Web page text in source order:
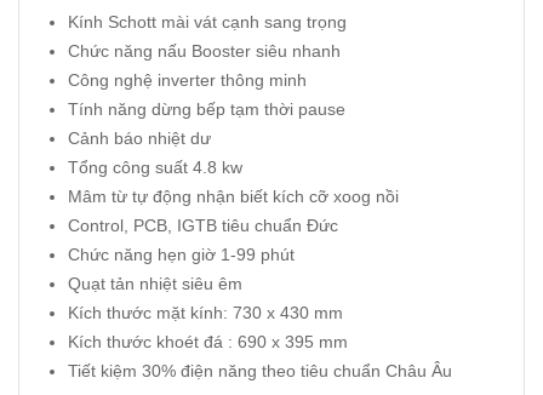
Kính Schott mài vát cạnh sang trọng
Chức năng nấu Booster siêu nhanh
Công nghệ inverter thông minh
Tính năng dừng bếp tạm thời pause
Cảnh báo nhiệt dư
Tổng công suất 4.8 kw
Mâm từ tự động nhận biết kích cỡ xoog nồi
Control, PCB, IGTB tiêu chuẩn Đức
Chức năng hẹn giờ 1-99 phút
Quạt tản nhiệt siêu êm
Kích thước mặt kính: 730 x 430 mm
Kích thước khoét đá : 690 x 395 mm
Tiết kiệm 30% điện năng theo tiêu chuẩn Châu Âu